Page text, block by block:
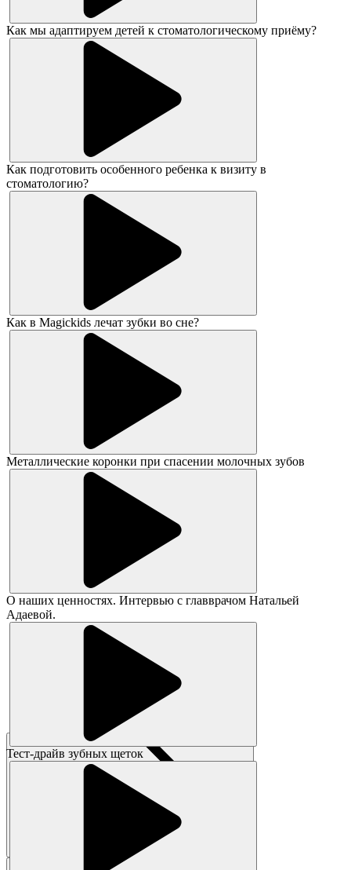
Как мы адаптируем детей к стоматологическому приёму?
Как подготовить особенного ребенка к визиту в
стоматологию?
Как в Magickids лечат зубки во сне?
Металлические коронки при спасении молочных зубов
О наших ценностях. Интервью с главврачом Натальей
Адаевой.
Тест-драйв зубных щеток